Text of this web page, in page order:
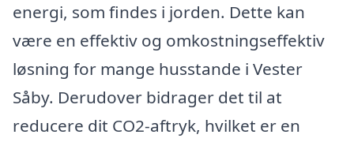
energi, som findes i jorden. Dette kan
være en effektiv og omkostningseffektiv
løsning for mange husstande i Vester
Såby. Derudover bidrager det til at
reducere dit CO2-aftryk, hvilket er en